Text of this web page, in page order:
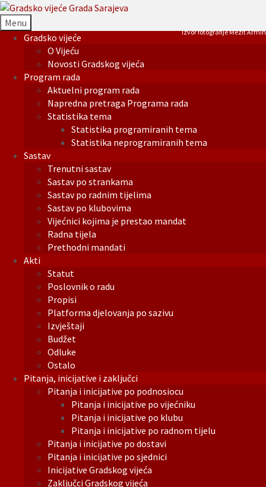
Menu
Gradsko vijeće
O Vijeću
Novosti Gradskog vijeća
Program rada
Aktuelni program rada
Napredna pretraga Programa rada
Statistika tema
Statistika programiranih tema
Statistika neprogramiranih tema
Sastav
Trenutni sastav
Sastav po strankama
Sastav po radnim tijelima
Sastav po klubovima
Vijećnici kojima je prestao mandat
Radna tijela
Prethodni mandati
Akti
Statut
Poslovnik o radu
Propisi
Platforma djelovanja po sazivu
Izvještaji
Budžet
Odluke
Ostalo
Pitanja, inicijative i zaključci
Pitanja i inicijative po podnosiocu
Pitanja i inicijative po vijećniku
Pitanja i inicijative po klubu
Pitanja i inicijative po radnom tijelu
Pitanja i inicijative po dostavi
Pitanja i inicijative po sjednici
Inicijative Gradskog vijeća
Zaključci Gradskog vijeća
Izvor fotografije Mezit Armin